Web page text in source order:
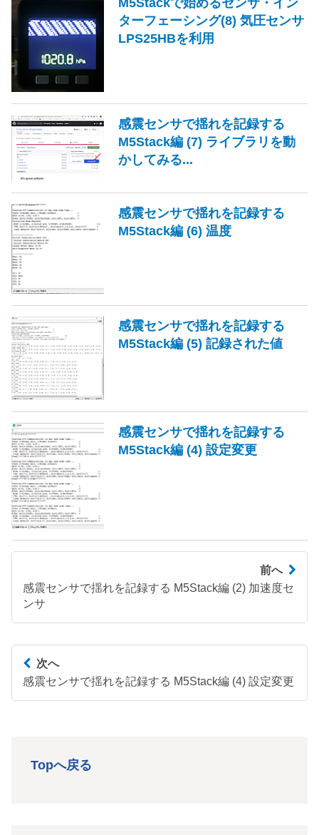
ターフェーシング(8) 気圧センサ
LPS25HBを利用
感震センサで揺れを記録する
M5Stack編 (7) ライブラリを動
かしてみる...
感震センサで揺れを記録する
M5Stack編 (6) 温度
感震センサで揺れを記録する
M5Stack編 (5) 記録された値
感震センサで揺れを記録する
M5Stack編 (4) 設定変更
前へ
感震センサで揺れを記録する M5Stack編 (2) 加速度セ
ンサ
次へ
感震センサで揺れを記録する M5Stack編 (4) 設定変更
Topへ戻る